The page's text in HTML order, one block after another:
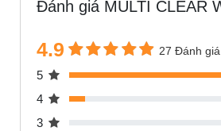
Đánh giá MULTI CLEAR
4.9 27 Đánh giá
5
4
3